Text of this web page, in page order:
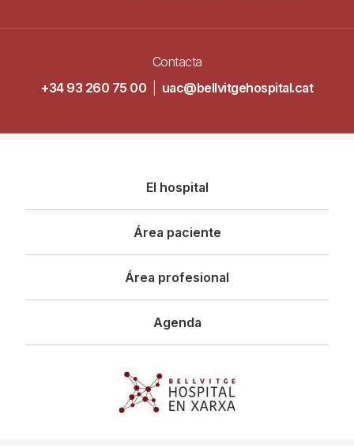
Contacta
+34 93 260 75 00
uac@bellvitgehospital.cat
principal
El hospital
Área paciente
Área profesional
Agenda